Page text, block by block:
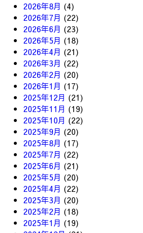
2026年8月 (4)
2026年7月 (22)
2026年6月 (23)
2026年5月 (18)
2026年4月 (21)
2026年3月 (22)
2026年2月 (20)
2026年1月 (17)
2025年12月 (21)
2025年11月 (19)
2025年10月 (22)
2025年9月 (20)
2025年8月 (17)
2025年7月 (22)
2025年6月 (21)
2025年5月 (20)
2025年4月 (22)
2025年3月 (20)
2025年2月 (18)
2025年1月 (19)